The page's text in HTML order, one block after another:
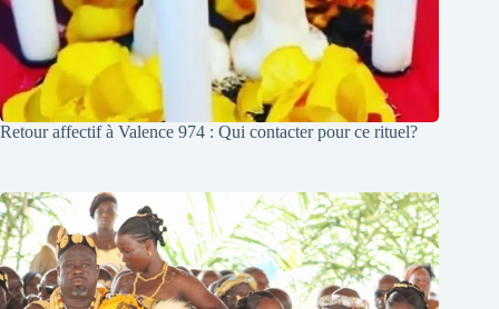
Retour affectif à Valence 974 : Qui contacter pour ce rituel?